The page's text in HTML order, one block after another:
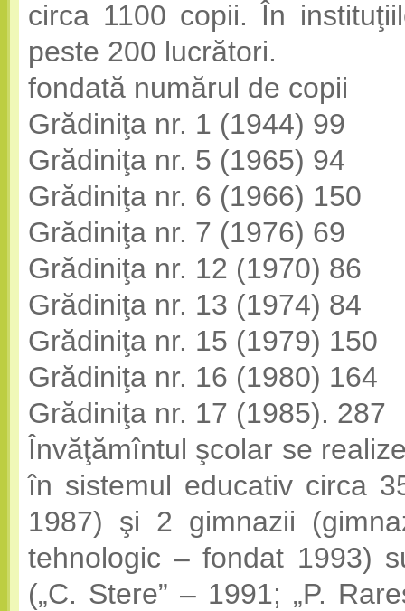
circa 1100 copii. În
peste 200 lucrători.
fondată numărul de copii
Grădiniţa nr. 1 (1944) 99
Grădiniţa nr. 5 (1965) 94
Grădiniţa nr. 6 (1966) 150
Grădiniţa nr. 7 (1976) 69
Grădiniţa nr. 12 (1970) 86
Grădiniţa nr. 13 (1974) 84
Grădiniţa nr. 15 (1979) 150
Grădiniţa nr. 16 (1980) 164
Grădiniţa nr. 17 (1985). 287
Învăţămîntul şcolar se
în sistemul educativ circa
1987) şi 2 gimnazii
tehnologic – fondat 1993)
(„C. Stere” – 1991; „P.